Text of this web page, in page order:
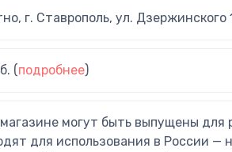
г. Ставрополь, ул. Дзержинского
(подробнее)
могут быть выпущены для
для использования в России —